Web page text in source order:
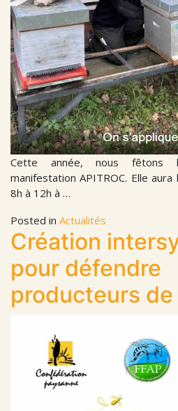
Cette année, nous
manifestation APITROC. Elle
8h à 12h à …
Posted in Actualités
Création
pour défendre
producteurs de